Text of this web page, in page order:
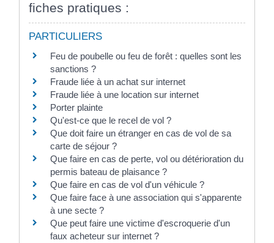
fiches pratiques :
PARTICULIERS
Feu de poubelle ou feu de forêt : quelles sont les
sanctions ?
Fraude liée à un achat sur internet
Fraude liée à une location sur internet
Porter plainte
Qu'est-ce que le recel de vol ?
Que doit faire un étranger en cas de vol de sa
carte de séjour ?
Que faire en cas de perte, vol ou détérioration du
permis bateau de plaisance ?
Que faire en cas de vol d'un véhicule ?
Que faire face à une association qui s'apparente
à une secte ?
Que peut faire une victime d'escroquerie d'un
faux acheteur sur internet ?